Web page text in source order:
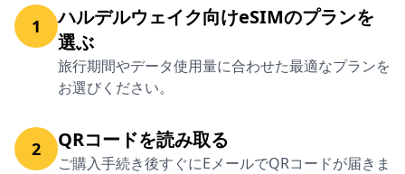
1
ハルデルウェイク向けeSIMのプランを
選ぶ
旅行期間やデータ使用量に合わせた最適なプランを
お選びください。
2 QRコードを読み取る
ご購入手続き後すぐにEメールでQRコードが届きま